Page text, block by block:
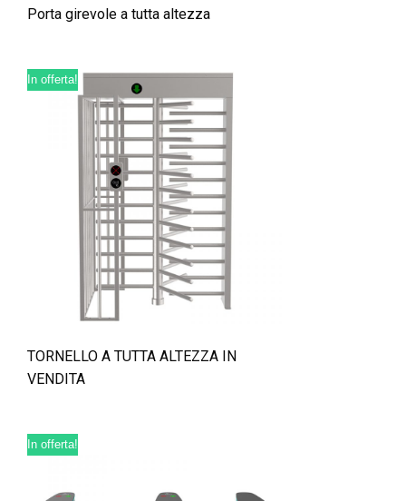
Porta girevole a tutta altezza
In offerta!
TORNELLO A TUTTA ALTEZZA IN
VENDITA
In offerta!